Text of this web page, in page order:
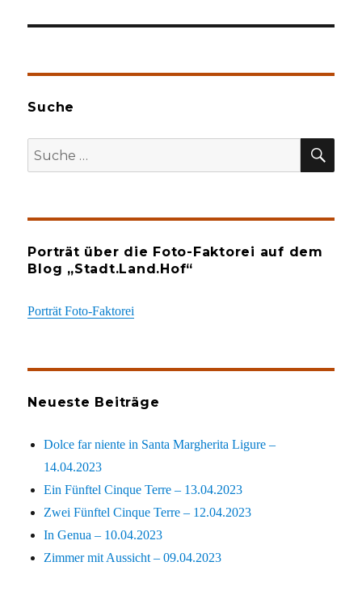
Suche
Suche
nach:
Porträt über die Foto-Faktorei auf dem
Blog „Stadt.Land.Hof“
Porträt Foto-Faktorei
Neueste Beiträge
Dolce far niente in Santa Margherita Ligure –
14.04.2023
Ein Fünftel Cinque Terre – 13.04.2023
Zwei Fünftel Cinque Terre – 12.04.2023
In Genua – 10.04.2023
Zimmer mit Aussicht – 09.04.2023